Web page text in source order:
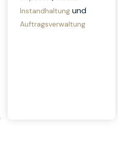
Instandhaltung und
Auftragsverwaltung